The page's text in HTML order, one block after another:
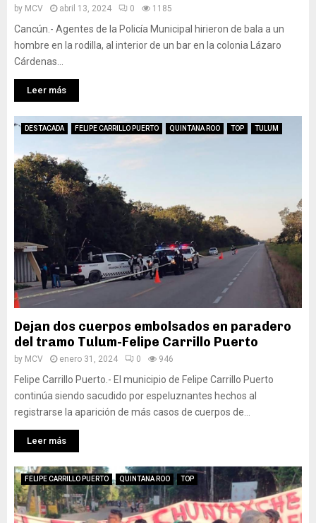
by MCV abril 13, 2024 0 1185
Cancún.- Agentes de la Policía Municipal hirieron de bala a un
hombre en la rodilla, al interior de un bar en la colonia Lázaro
Cárdenas...
Leer más
DESTACADA FELIPE CARRILLO PUERTO QUINTANA ROO TOP TULUM
Dejan dos cuerpos embolsados en paradero
del tramo Tulum-Felipe Carrillo Puerto
by MCV enero 31, 2024 0 946
Felipe Carrillo Puerto.- El municipio de Felipe Carrillo Puerto
continúa siendo sacudido por espeluznantes hechos al
registrarse la aparición de más casos de cuerpos de...
Leer más
FELIPE CARRILLO PUERTO QUINTANA ROO TOP